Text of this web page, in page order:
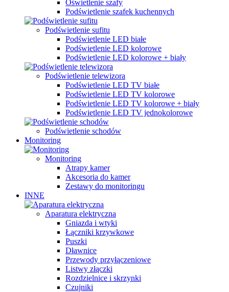
Oświetlenie szafy
Podświetlenie szafek kuchennych
Podświetlenie sufitu
Podświetlenie LED białe
Podświetlenie LED kolorowe
Podświetlenie LED kolorowe + biały
Podświetlenie telewizora
Podświetlenie LED TV białe
Podświetlenie LED TV kolorowe
Podświetlenie LED TV kolorowe + biały
Podświetlenie LED TV jednokolorowe
Podświetlenie schodów
Monitoring
Monitoring
Atrapy kamer
Akcesoria do kamer
Zestawy do monitoringu
INNE
Aparatura elektryczna
Gniazda i wtyki
Łączniki krzywkowe
Puszki
Dławnice
Przewody przyłączeniowe
Listwy złączki
Rozdzielnice i skrzynki
Czujniki